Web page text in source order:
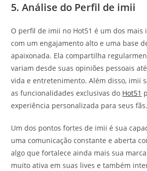
5. Análise do Perfil de imii
O perfil de imii no Hot51 é um dos mais
com um engajamento alto e uma base
apaixonada. Ela compartilha
variam desde suas opiniões pessoais
vida e entretenimento. Além disso, imii
as funcionalidades exclusivas do Hot51
experiência personalizada para seus fãs.
Um dos pontos fortes de imii é sua
uma comunicação constante e aberta
algo que fortalece ainda mais sua
muito ativa em suas lives e também